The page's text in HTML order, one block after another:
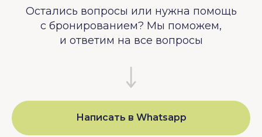
Остались вопросы или нужна помощь
с бронированием? Мы поможем,
и ответим на все вопросы
Написать в Whatsapp